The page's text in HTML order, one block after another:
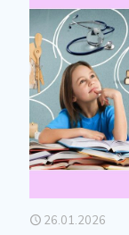
26.01.2026